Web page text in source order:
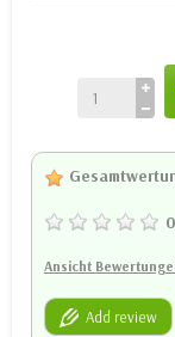
0
Ansicht
Add review